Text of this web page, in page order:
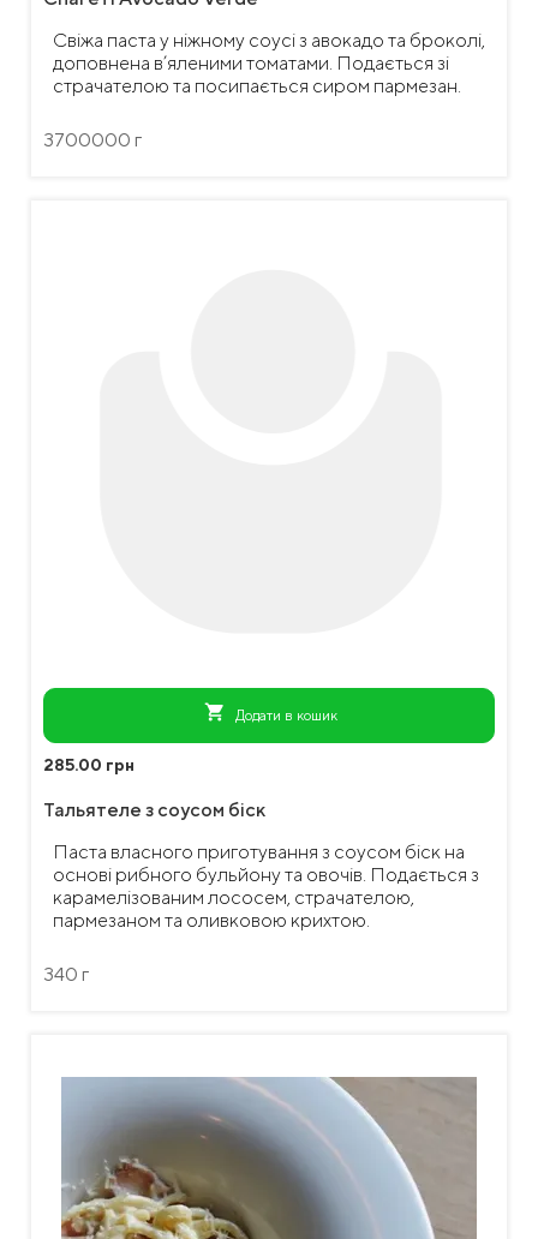
Свіжа паста у ніжному соусі з авокадо та броколі,
доповнена в’яленими томатами. Подається зі
страчателою та посипається сиром пармезан.
3700000 г
shopping_cart Додати в кошик
285.00 грн
Тальятеле з соусом біск
Паста власного приготування з соусом бiск на
основі рибного бульйону та овочів. Подається з
карамелізованим лососем, страчателою,
пармезаном та оливковою крихтою.
340 г